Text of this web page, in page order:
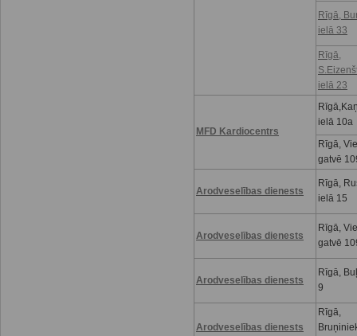
Rīgā,
ielā 33
Rīgā,
ielā 23
MFD Kardiocentrs
ielā 10a
Rīgā,
gatvē
Arodveselības dienests
Rīgā,
ielā 15
Arodveselības dienests
Rīgā,
gatvē
Arodveselības dienests
Rīgā,
9
Arodveselības dienests
Rīgā,